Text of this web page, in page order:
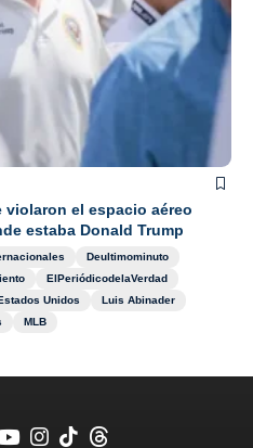
el espacio aéreo
estaba Donald Trump
Deultimominuto
ElPeriódicodelaVerdad
Estados Unidos
Luis Abinader
MLB